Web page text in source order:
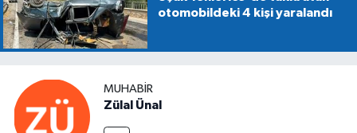
otomobildeki 4 kişi yaralandı
MUHABIR
Zülal Ünal